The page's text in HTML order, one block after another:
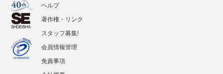
ヘルプ
著作権・リンク
スタッフ募集!
会員情報管理
免責事項